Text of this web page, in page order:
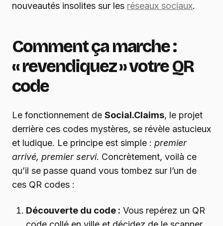
nouveautés insolites sur les réseaux sociaux.
Comment ça marche :
« revendiquez » votre QR
code
Le fonctionnement de Social.Claims, le projet
derrière ces codes mystères, se révèle astucieux
et ludique. Le principe est simple : premier
arrivé, premier servi. Concrètement, voilà ce
qu’il se passe quand vous tombez sur l’un de
ces QR codes :
Découverte du code : Vous repérez un QR